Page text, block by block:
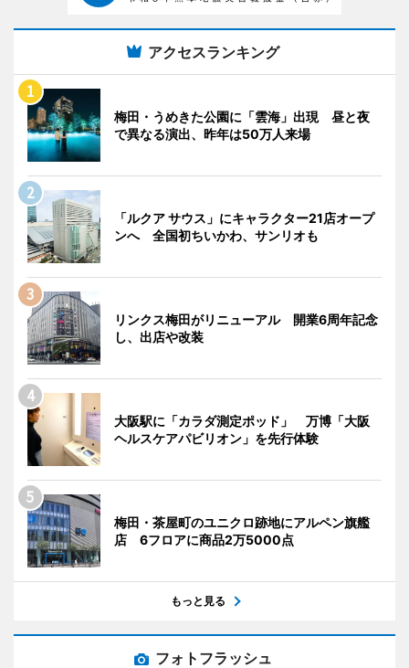
アクセスランキング
梅田・うめきた公園に「雲海」出現 昼と夜
で異なる演出、昨年は50万人来場
「ルクア サウス」にキャラクター21店オープ
ンへ 全国初ちいかわ、サンリオも
リンクス梅田がリニューアル 開業6周年記念
し、出店や改装
大阪駅に「カラダ測定ポッド」 万博「大阪
ヘルスケアパビリオン」を先行体験
梅田・茶屋町のユニクロ跡地にアルペン旗艦
店 6フロアに商品2万5000点
もっと見る
フォトフラッシュ